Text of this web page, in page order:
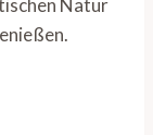
Natur